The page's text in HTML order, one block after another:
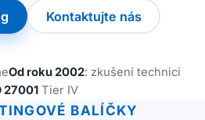
Kontaktujte nás
Od roku 2002: zkušení technici
27001Tier IV
BALÍČKY